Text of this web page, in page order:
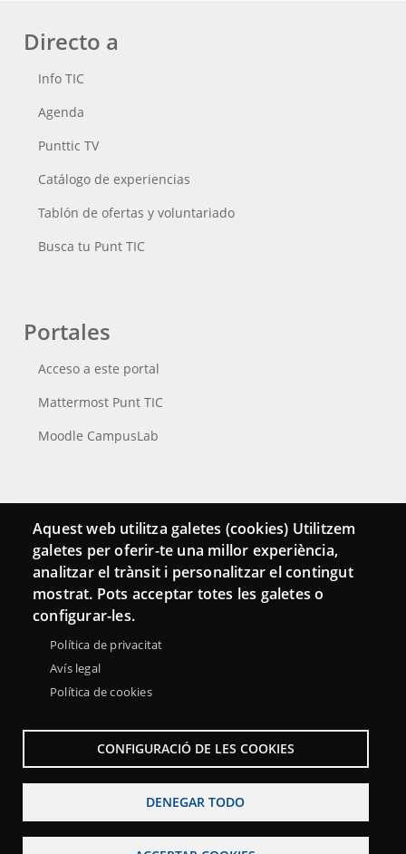
Directo a
Info TIC
Agenda
Punttic TV
Catálogo de experiencias
Tablón de ofertas y voluntariado
Busca tu Punt TIC
Portales
Acceso a este portal
Mattermost Punt TIC
Moodle CampusLab
Conecta
Contacto
Hemeroteca
Aquest web utilitza galetes (cookies) Utilitzem
galetes per oferir-te una millor experiència,
analitzar el trànsit i personalitzar el contingut
mostrat. Pots acceptar totes les galetes o
configurar-les.
Política de privacitat
Avís legal
Política de cookies
CONFIGURACIÓ DE LES COOKIES
DENEGAR TODO
Menu
Sobre la Red Punt TIC Aviso legal Accesibilidad